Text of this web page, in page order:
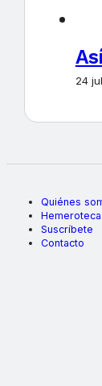
24
Quiénes
Hemeroteca
Suscríbete
Contacto